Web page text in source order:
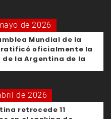
de 2026
Mundial de la
ratificó oficialmente la
de la Argentina de la
de 2026
retrocede 11